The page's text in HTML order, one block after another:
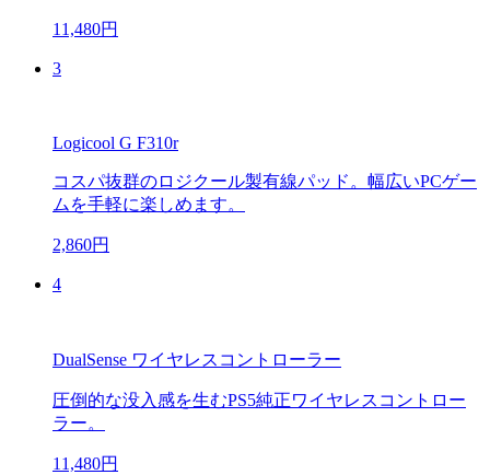
11,480円
3
Logicool G F310r
コスパ抜群のロジクール製有線パッド。幅広いPCゲー
ムを手軽に楽しめます。
2,860円
4
DualSense ワイヤレスコントローラー
圧倒的な没入感を生むPS5純正ワイヤレスコントロー
ラー。
11,480円